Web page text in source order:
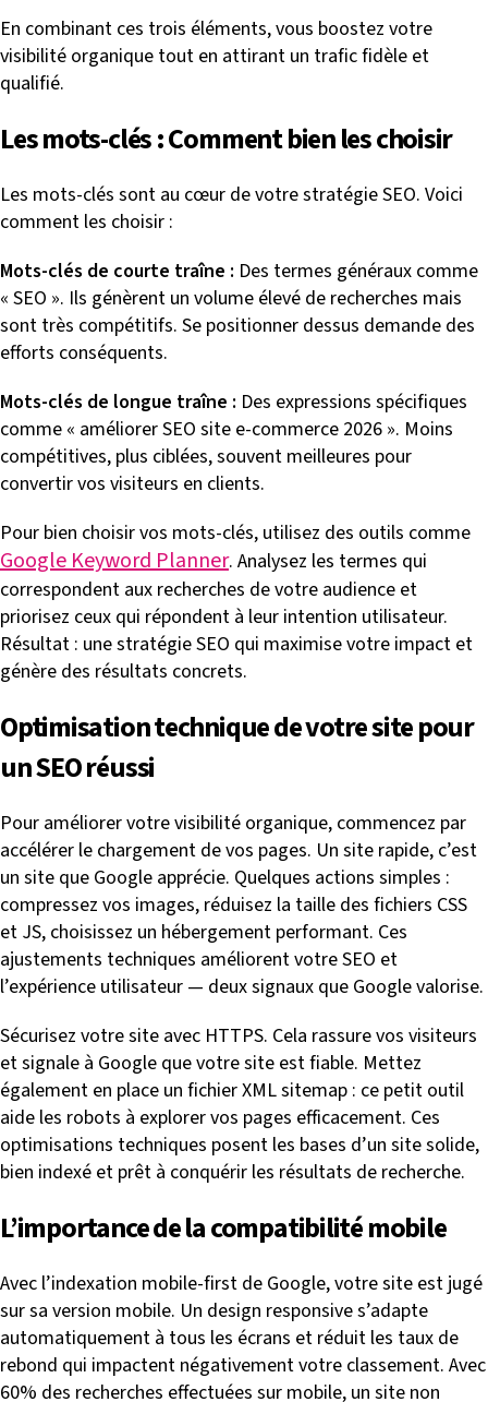
En combinant ces trois éléments, vous boostez votre
visibilité organique tout en attirant un trafic fidèle et
qualifié.
Les mots-clés : Comment bien les choisir
Les mots-clés sont au cœur de votre stratégie SEO. Voici
comment les choisir :
Mots-clés de courte traîne : Des termes généraux comme
« SEO ». Ils génèrent un volume élevé de recherches mais
sont très compétitifs. Se positionner dessus demande des
efforts conséquents.
Mots-clés de longue traîne : Des expressions spécifiques
comme « améliorer SEO site e-commerce 2026 ». Moins
compétitives, plus ciblées, souvent meilleures pour
convertir vos visiteurs en clients.
Pour bien choisir vos mots-clés, utilisez des outils comme
Google Keyword Planner. Analysez les termes qui
correspondent aux recherches de votre audience et
priorisez ceux qui répondent à leur intention utilisateur.
Résultat : une stratégie SEO qui maximise votre impact et
génère des résultats concrets.
Optimisation technique de votre site pour
un SEO réussi
Pour améliorer votre visibilité organique, commencez par
accélérer le chargement de vos pages. Un site rapide, c’est
un site que Google apprécie. Quelques actions simples :
compressez vos images, réduisez la taille des fichiers CSS
et JS, choisissez un hébergement performant. Ces
ajustements techniques améliorent votre SEO et
l’expérience utilisateur — deux signaux que Google valorise.
Sécurisez votre site avec HTTPS. Cela rassure vos visiteurs
et signale à Google que votre site est fiable. Mettez
également en place un fichier XML sitemap : ce petit outil
aide les robots à explorer vos pages efficacement. Ces
optimisations techniques posent les bases d’un site solide,
bien indexé et prêt à conquérir les résultats de recherche.
L’importance de la compatibilité mobile
Avec l’indexation mobile-first de Google, votre site est jugé
sur sa version mobile. Un design responsive s’adapte
automatiquement à tous les écrans et réduit les taux de
rebond qui impactent négativement votre classement. Avec
60% des recherches effectuées sur mobile, un site non